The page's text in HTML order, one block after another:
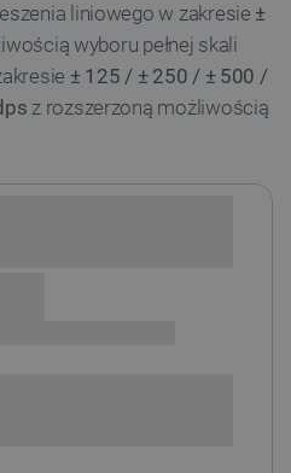
liniowego w zakresie ±
wyboru pełnej skali
± 125 / ± 250 / ± 500 /
z rozszerzoną możliwością